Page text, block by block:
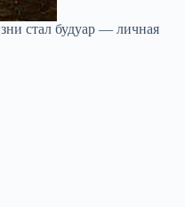
стал будуар — личная